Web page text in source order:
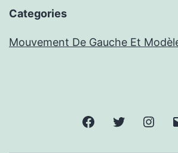
Categories
Mouvement De Gauche Et
FacebookTwitter